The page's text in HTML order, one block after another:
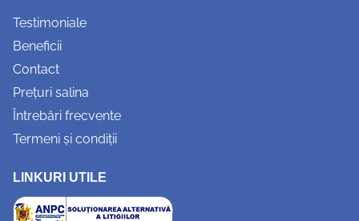
Testimoniale
Beneficii
Contact
Prețuri salina
Întrebări frecvente
Termeni și condiții
LINKURI UTILE